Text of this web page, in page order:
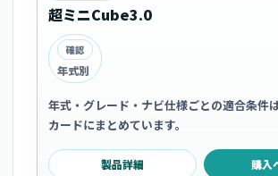
超ミニCube3.0
確認
年式別
年式・グレード・ナビ仕様ごとの適合条件
カードにまとめています。
製品詳細 購入